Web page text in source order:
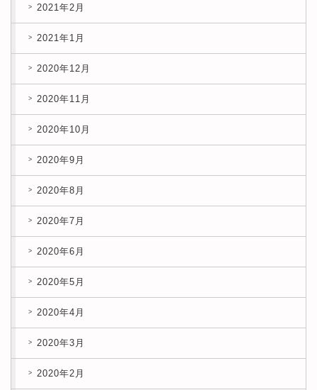
2021年2月
2021年1月
2020年12月
2020年11月
2020年10月
2020年9月
2020年8月
2020年7月
2020年6月
2020年5月
2020年4月
2020年3月
2020年2月